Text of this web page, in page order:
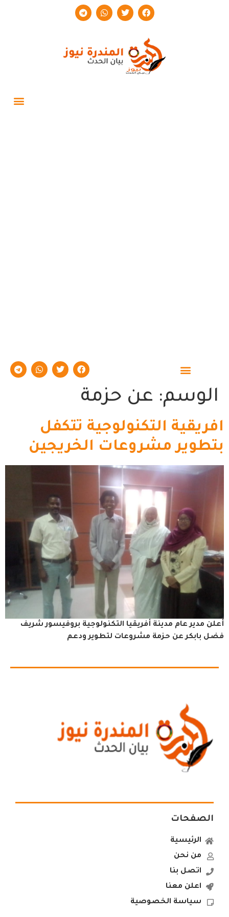
الوسم: عن حزمة
افريقية التكنولوجية تتكفل
بتطوير مشروعات الخريجين
أعلن مدير عام مدينة أفريقيا التكنولوجية بروفيسور شريف
فضل بابكر عن حزمة مشروعات لتطوير ودعم
الصفحات
الرئيسية
من نحن
اتصل بنا
اعلن معنا
سياسة الخصوصية